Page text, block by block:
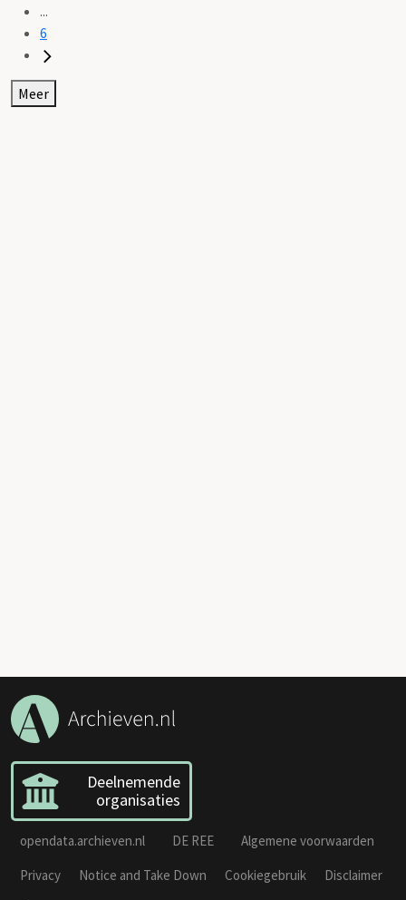
...
6
Meer
Deelnemende
organisaties
opendata.archieven.nl DE REE
Algemene voorwaarden
Privacy
Notice and Take Down Cookiegebruik
Disclaimer